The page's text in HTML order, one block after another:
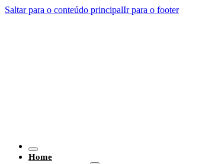
Saltar para o conteúdo principalIr para o footer
Home